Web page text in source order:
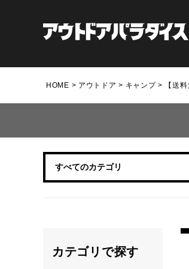
HOME アウトドア キャンプ 【送
カテゴリで探す